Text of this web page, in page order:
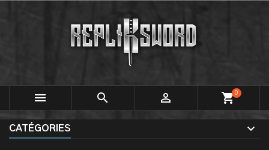
   shopping_cart0
CATÉGORIES